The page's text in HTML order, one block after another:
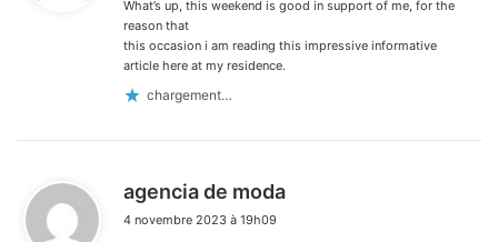
What’s up, this weekend is good in support of me, for the
reason that
this occasion i am reading this impressive informative
article here at my residence.
chargement…
agencia de moda
4 novembre 2023 à 19h09